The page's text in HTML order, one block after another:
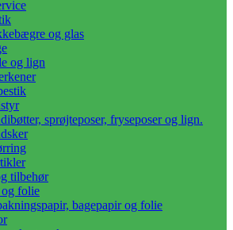
og glas
og lign
sprøjteposer, fryseposer og lign.
tilbehør
og folie
bagepapir og folie